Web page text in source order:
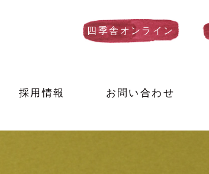
四季舎オンライン
採用情報 お問い合わせ